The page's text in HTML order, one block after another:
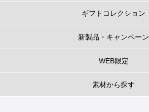
ギフトコレクション
新製品・キャンペーン
WEB限定
素材から探す